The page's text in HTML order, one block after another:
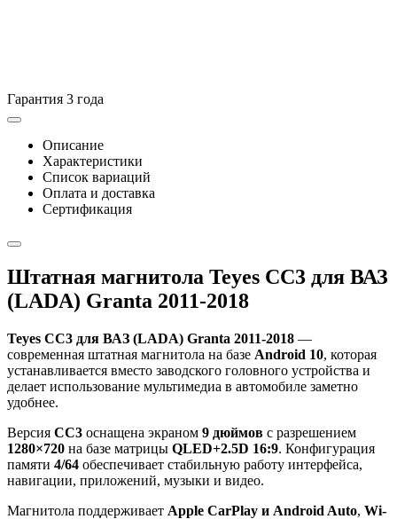
Гарантия 3 года
Описание
Характеристики
Список вариаций
Оплата и доставка
Сертификация
Штатная магнитола Teyes CC3 для ВАЗ
(LADA) Granta 2011-2018
Teyes CC3 для ВАЗ (LADA) Granta 2011-2018 —
современная штатная магнитола на базе Android 10, которая
устанавливается вместо заводского головного устройства и
делает использование мультимедиа в автомобиле заметно
удобнее.
Версия CC3 оснащена экраном 9 дюймов с разрешением
1280×720 на базе матрицы QLED+2.5D 16:9. Конфигурация
памяти 4/64 обеспечивает стабильную работу интерфейса,
навигации, приложений, музыки и видео.
Магнитола поддерживает Apple CarPlay и Android Auto, Wi-